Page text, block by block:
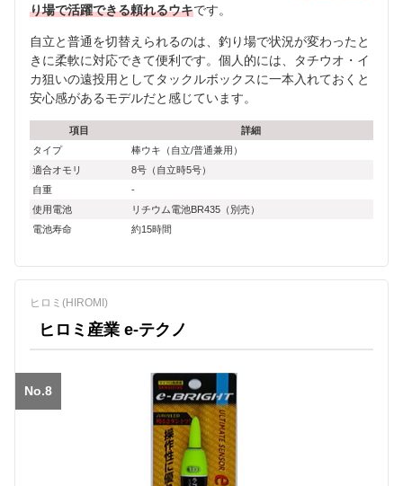
り場で活躍できる頼れるウキです。
自立と普通を切替えられるのは、釣り場で状況が変わったと
きに柔軟に対応できて便利です。個人的には、タチウオ・イ
カ狙いの遠投用としてタックルボックスに一本入れておくと
安心感があるモデルだと感じています。
項目
詳細
タイプ
棒ウキ（自立/普通兼用）
適合オモリ
8号（自立時5号）
自重
-
使用電池
リチウム電池BR435（別売）
電池寿命
約15時間
ヒロミ(HIROMI)
ヒロミ産業 e-テクノ
No.8